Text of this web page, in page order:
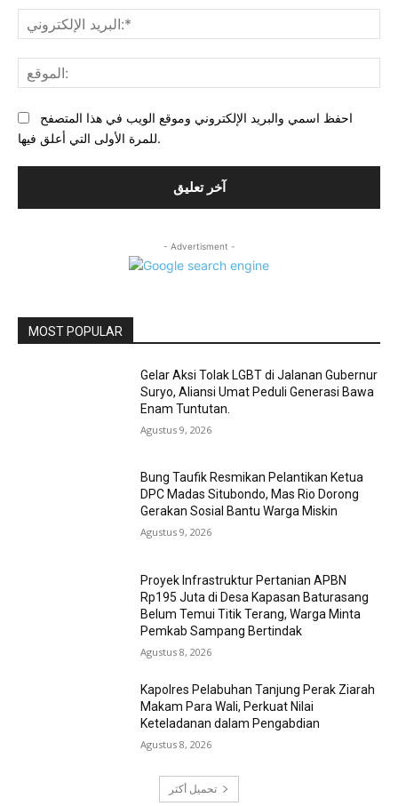
احفظ اسمي والبريد الإلكتروني وموقع الويب في هذا المتصفح
للمرة الأولى التي أعلق فيها.
- Advertisment -
MOST POPULAR
Gelar Aksi Tolak LGBT di Jalanan Gubernur
Suryo, Aliansi Umat Peduli Generasi Bawa
Enam Tuntutan.
Agustus 9, 2026
Bung Taufik Resmikan Pelantikan Ketua
DPC Madas Situbondo, Mas Rio Dorong
Gerakan Sosial Bantu Warga Miskin
Agustus 9, 2026
Proyek Infrastruktur Pertanian APBN
Rp195 Juta di Desa Kapasan Baturasang
Belum Temui Titik Terang, Warga Minta
Pemkab Sampang Bertindak
Agustus 8, 2026
Kapolres Pelabuhan Tanjung Perak Ziarah
Makam Para Wali, Perkuat Nilai
Keteladanan dalam Pengabdian
Agustus 8, 2026
تحميل أكثر